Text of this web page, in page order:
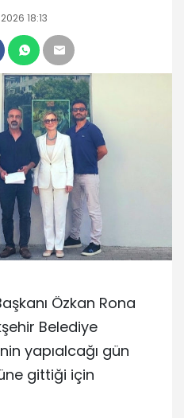
18:13
Özkan Rona
Belediye
yapıalcağı gün
gittiği için